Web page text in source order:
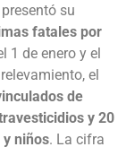
su
fatales por
1 de enero y el
el
de
y 20
niños. La cifra